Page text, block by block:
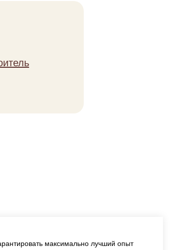
максимально лучший опыт